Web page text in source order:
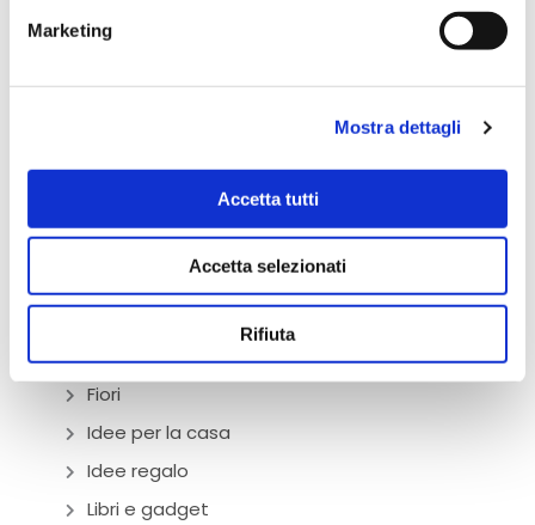
Marketing
Mostra dettagli
Accetta tutti
Accetta selezionati
Rifiuta
Bari
Bomboniere
Bottega Alimentare
Ciclamini
Cura del corpo
Eventi
Fiori
Idee per la casa
Idee regalo
Libri e gadget